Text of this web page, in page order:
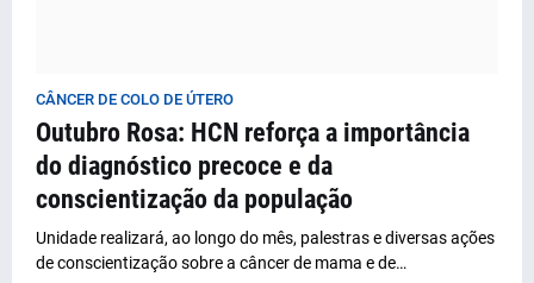
CÂNCER DE COLO DE ÚTERO
Outubro Rosa: HCN reforça a importância
do diagnóstico precoce e da
conscientização da população
Unidade realizará, ao longo do mês, palestras e diversas ações
de conscientização sobre a câncer de mama e de…